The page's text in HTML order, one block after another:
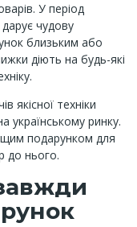
У період
чудову
близьким або
діють на будь-які
якісної техніки
українському ринку.
подарунком для
до нього.